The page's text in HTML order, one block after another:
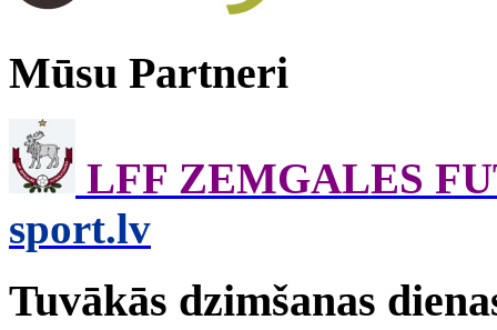
Mūsu Partneri
LFF ZEMGALES
sport.lv
Tuvākās dzimšanas